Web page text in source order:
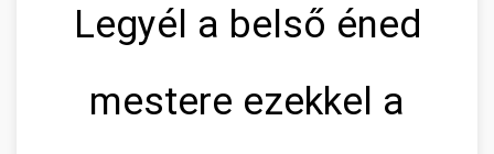
Legyél a belső éned
mestere ezekkel a